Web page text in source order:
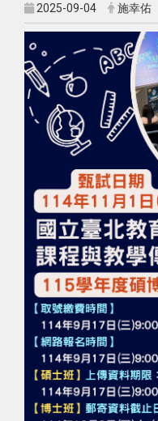
2025-09-04 施幸佑